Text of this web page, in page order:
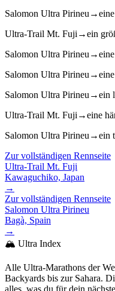
Salomon Ultra Pirineu →
Ultra-Trail Mt. Fuji →ein
Salomon Ultra Pirineu →
Salomon Ultra Pirineu →
Salomon Ultra Pirineu →ein
Ultra-Trail Mt. Fuji →eine
Salomon Ultra Pirineu →ein
Zur vollständigen Rennseite
Ultra-Trail Mt. Fuji
Kawaguchiko, Japan
→
Zur vollständigen Rennseite
Salomon Ultra Pirineu
Bagà, Spain
→
🏔️ Ultra Index
Alle Ultra-Marathons der
Backyards bis zur Sahara.
alles, was du für dein